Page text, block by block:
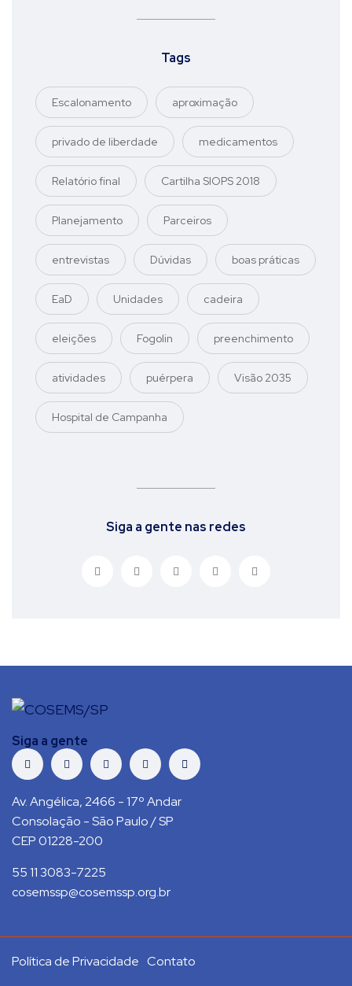
Tags
Escalonamento aproximação
privado de liberdade medicamentos
Relatório final Cartilha SIOPS 2018
Planejamento Parceiros
entrevistas Dúvidas boas práticas
EaD Unidades cadeira
eleições Fogolin preenchimento
atividades puérpera Visão 2035
Hospital de Campanha
Siga a gente nas redes
Siga a gente
Av. Angélica, 2466 - 17º Andar
Consolação - São Paulo / SP
CEP 01228-200
55 11 3083-7225
cosemssp@cosemssp.org.br
Política de Privacidade Contato